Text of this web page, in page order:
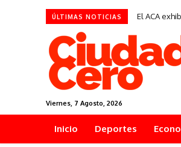
ÚLTIMAS NOTICIAS El ACA
Viernes, 7 Agosto, 2026
Inicio Deportes